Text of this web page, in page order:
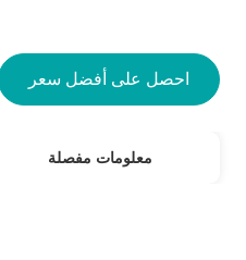
احصل على أفضل سعر
معلومات مفصلة